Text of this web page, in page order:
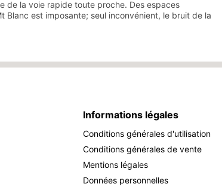
de la voie rapide toute proche. Des espaces
Blanc est imposante; seul inconvénient, le bruit de la
Informations légales
Conditions générales d'utilisation
Conditions générales de vente
Mentions légales
Données personnelles